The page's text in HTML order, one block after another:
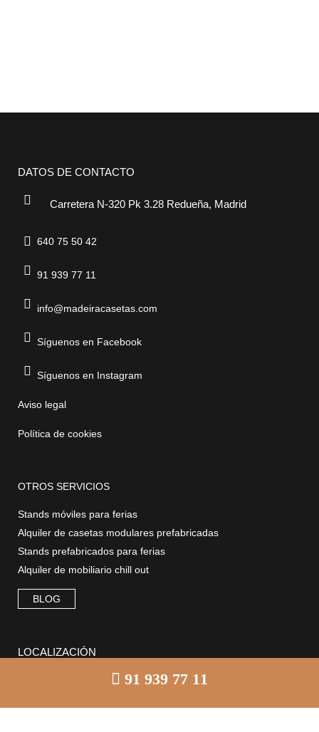
DATOS DE CONTACTO
Carretera N-320 Pk 3.28 Redueña, Madrid
640 75 50 42
91 939 77 11
info@madeiracasetas.com
Síguenos en Facebook
Síguenos en Instagram
Aviso legal
Política de cookies
OTROS SERVICIOS
Stands móviles para ferias
Alquiler de casetas modulares prefabricadas
Stands prefabricados para ferias
Alquiler de mobiliario chill out
BLOG
LOCALIZACIÓN
91 939 77 11